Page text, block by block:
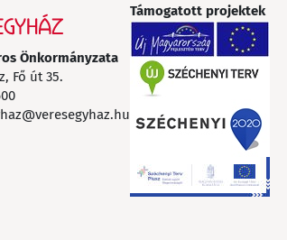
Önkormányzata
Fő út 35.
Támogatott projektek